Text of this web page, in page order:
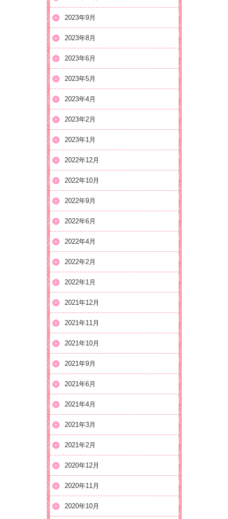
2023年9月
2023年8月
2023年6月
2023年5月
2023年4月
2023年2月
2023年1月
2022年12月
2022年10月
2022年9月
2022年6月
2022年4月
2022年2月
2022年1月
2021年12月
2021年11月
2021年10月
2021年9月
2021年6月
2021年4月
2021年3月
2021年2月
2020年12月
2020年11月
2020年10月